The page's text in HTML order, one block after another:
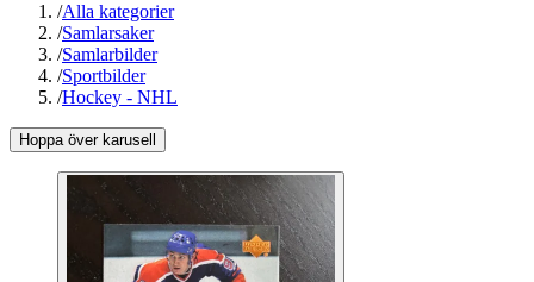
/Alla kategorier
/Samlarsaker
/Samlarbilder
/Sportbilder
/Hockey - NHL
Hoppa över karusell